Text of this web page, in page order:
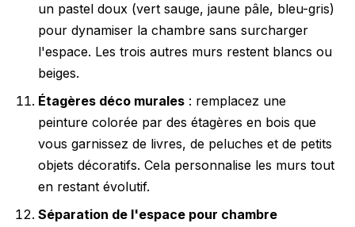
un pastel doux (vert sauge, jaune pâle, bleu-gris)
pour dynamiser la chambre sans surcharger
l'espace. Les trois autres murs restent blancs ou
beiges.
Étagères déco murales : remplacez une
peinture colorée par des étagères en bois que
vous garnissez de livres, de peluches et de petits
objets décoratifs. Cela personnalise les murs tout
en restant évolutif.
Séparation de l'espace pour chambre